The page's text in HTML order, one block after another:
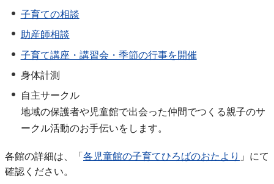
子育ての相談
助産師相談
子育て講座・講習会・季節の行事を開催
身体計測
自主サークル
地域の保護者や児童館で出会った仲間でつくる親子のサ
ークル活動のお手伝いをします。
各館の詳細は、「 各児童館の子育てひろばのおたより 」にて
確認ください。